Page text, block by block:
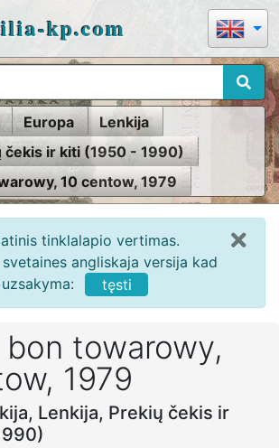
kp.com
Europa
Lenkija
čekis ir kiti (1950 - 1990)
10 centow, 1979
tinklalapio vertimas.
angliskaja versija kad
tęsti
bon towarowy,
1979
Lenkija, Prekių čekis ir